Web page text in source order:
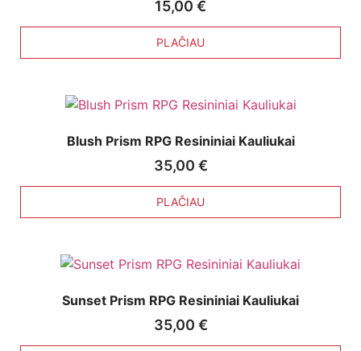
15,00 €
PLAČIAU
Blush Prism RPG Resininiai Kauliukai
35,00 €
PLAČIAU
Sunset Prism RPG Resininiai Kauliukai
35,00 €